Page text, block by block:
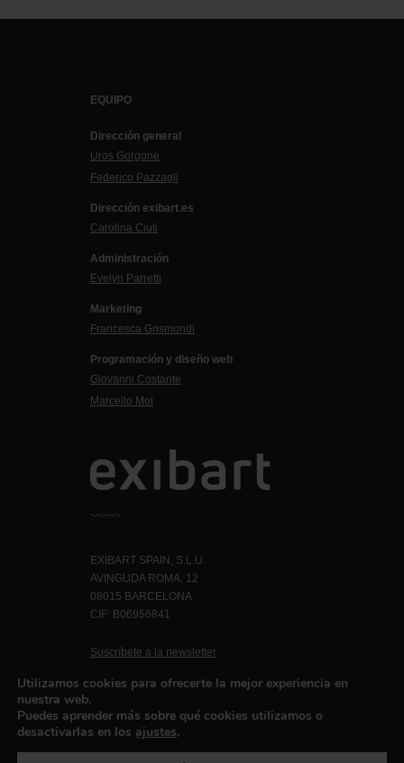
EQUIPO
Dirección general
Uros Gorgone
Federico Pazzagli
Dirección exibart.es
Carolina Ciuti
Administración
Evelyn Parretti
Marketing
Francesca Grismondi
Programación y diseño web
Giovanni Costante
Marcello Moi
EXIBART SPAIN, S.L.U.
AVINGUDA ROMA, 12
08015 BARCELONA
CIF: B06956841
Suscríbete a la newsletter
Política de privacidad
Utilizamos cookies para ofrecerte la mejor experiencia en
nuestra web.
Puedes aprender más sobre qué cookies utilizamos o
desactivarlas en los ajustes.